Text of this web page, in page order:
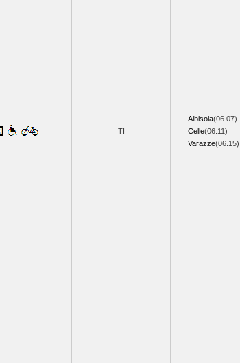
TI
Albisola(06.07)
Celle(06.11)
Varazze(06.15)